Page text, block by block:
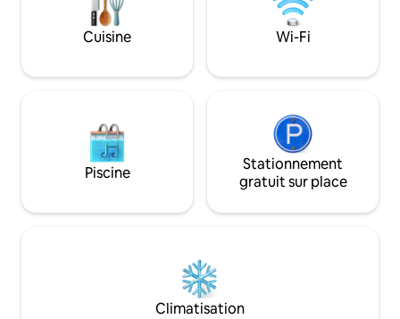
randonnée et le mont Monadnock est
situé à seulement 30 minutes. La petite
supérette offre des commodités de
et restaurants de Keene sont à
travailler loin du
Découvrez la
dans ce refuge
escapade
Cuisine Wi-Fi
Piscine
Stationnement
gratuit sur place
Climatisation